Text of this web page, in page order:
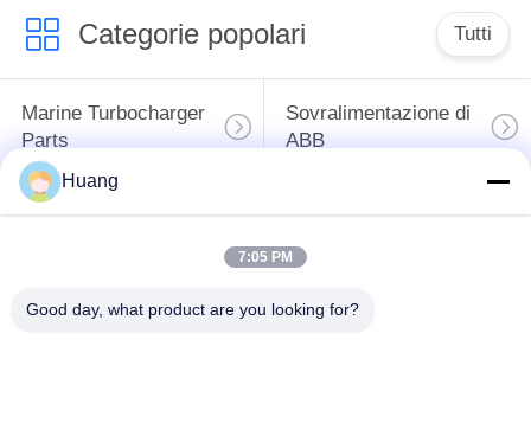
Categorie popolari Tutti
Marine Turbocharger
Parts
Sovralimentazione di
ABB
Mitsubishi HA
sovralimentazione
Huang
7:05 PM
Good day, what product are you looking for?